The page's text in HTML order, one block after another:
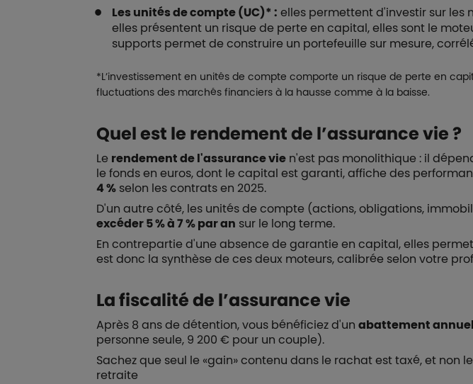
Les unités de compte (UC)* : elles permettent d'investir sur les
elles présentent un risque de perte en capital, elles sont le
supports permet de construire un portefeuille sur mesure,
*L’investissement en unités de compte comporte un risque de perte en
fluctuations des marchés financiers à la hausse comme à la baisse.
Quel est le rendement de l’assurance vie ?
Le rendement de l'assurance vie n'est pas monolithique : il
le fonds en euros, dont le capital est garanti, affiche des
4 % selon les contrats en 2025.
D'un autre côté, les unités de compte (actions, obligations,
excéder 5 % à 7 % par an sur le long terme.
En contrepartie d'une absence de garantie en capital, elles
est donc la synthèse de ces deux moteurs, calibrée selon votre
La fiscalité de l’assurance vie
Après 8 ans de détention, vous bénéficiez d'un abattement annuel
personne seule, 9 200 € pour un couple).
Sachez que seul le «gain» contenu dans le rachat est taxé, et
retraite